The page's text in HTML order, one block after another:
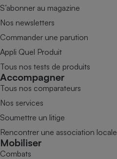
S’abonner au magazine
Nos newsletters
Commander une parution
Appli Quel Produit
Tous nos tests de produits
Accompagner
Tous nos comparateurs
Nos services
Soumettre un litige
Rencontrer une association locale
Mobiliser
Combats